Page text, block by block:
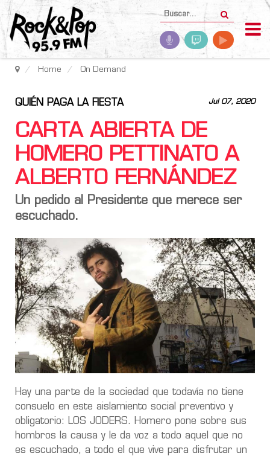
Home On Demand
Jul 07, 2020
QUIÉN PAGA LA FIESTA
CARTA ABIERTA DE
HOMERO PETTINATO A
ALBERTO FERNÁNDEZ
Un pedido al Presidente que merece ser
escuchado.
Hay una parte de la sociedad que todavía no tiene
consuelo en este aislamiento social preventivo y
obligatorio: LOS JODERS. Homero pone sobre sus
hombros la causa y le da voz a todo aquel que no
es escuchado, a todo el que vive para disfrutar un